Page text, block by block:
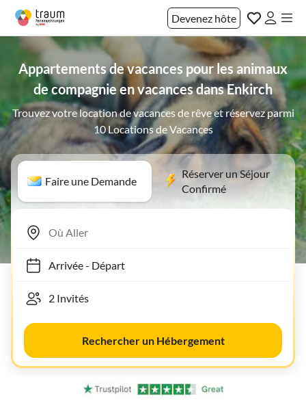
Devenez hôte
Appartements de vacances pour les animaux
de compagnie en vacances dans Enkirch
Trouvez votre location de vacances de rêve et réservez parmi
10 Locations de Vacances
Faire une Demande
Réserver un Séjour
Confirmé
Arrivée- Départ
Rechercher un Hébergement